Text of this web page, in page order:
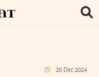
20 Dec 2024